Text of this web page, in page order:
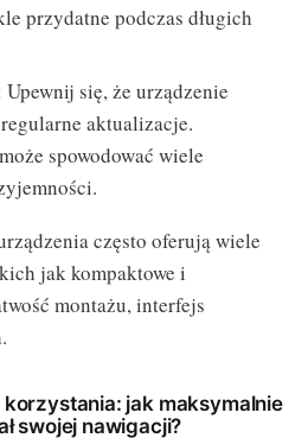
przydatne podczas długich
Upewnij się, że urządzenie
aktualizacje.
spowodować wiele
często oferują wiele
jak kompaktowe i
montażu, interfejs
jak maksymalnie
swojej nawigacji?